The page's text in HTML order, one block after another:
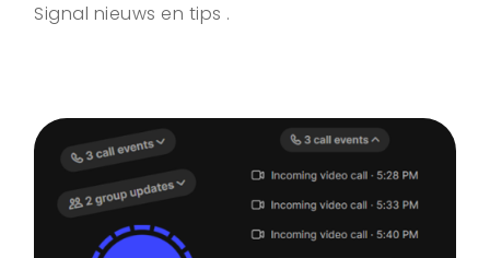
Signal nieuws en tips .